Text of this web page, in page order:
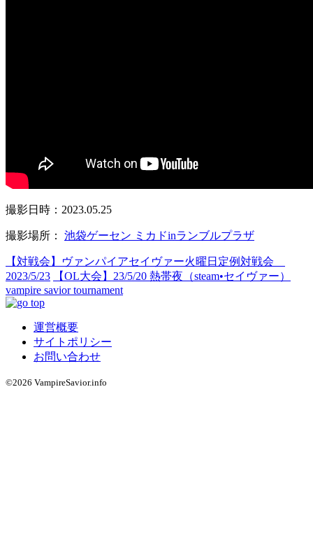
撮影日時：2023.05.25
撮影場所： 池袋ゲーセン ミカドinランブルプラザ
【対戦会】ヴァンパイアセイヴァー火曜日定例対戦会
2023/5/23
【OL大会】23/5/20 熱帯夜（steam•セイヴァー）
vampire savior tournament
運営概要
サイトポリシー
お問い合わせ
©2026 VampireSavior.info